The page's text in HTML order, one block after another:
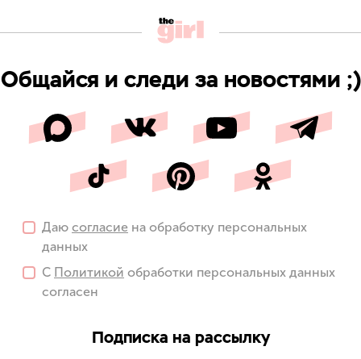
Общайся и следи за новостями ;)
Даю согласие на обработку персональных
данных
С Политикой обработки персональных данных
согласен
Подписка на рассылку